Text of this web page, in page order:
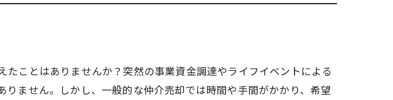
ことはありませんか？突然の事業資金調達やライフイベントによる
ません。しかし、一般的な仲介売却では時間や手間がかかり、希望